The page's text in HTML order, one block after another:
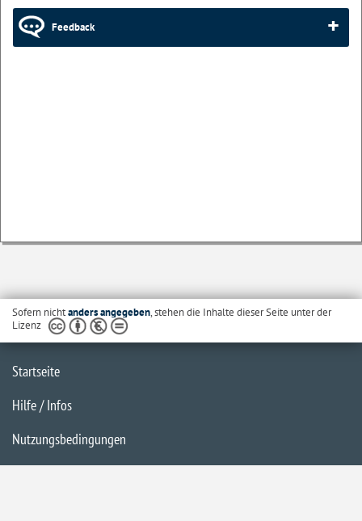
Feedback
Sofern nichtanders angegeben, stehen die Inhalte dieser Seite unter der
Lizenz
Startseite
Hilfe / Infos
Nutzungsbedingungen